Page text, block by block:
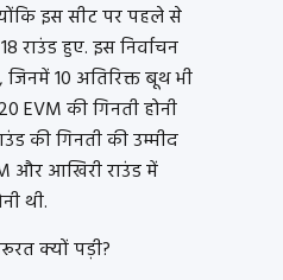
इस सीट पर पहले से
राउंड हुए. इस निर्वाचन
10 अतिरिक्त बूथ भी
EVM की गिनती होनी
की गिनती की उम्मीद
और आखिरी राउंड में
थी.
क्यों पड़ी?